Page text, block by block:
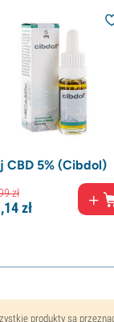
CBD 5% (Cibdol)
zł
14zł
produkty są